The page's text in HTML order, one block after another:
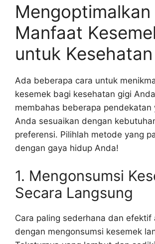
Mengoptimalkan
Manfaat
untuk
Ada beberapa cara untuk
kesemek bagi kesehatan gigi
membahas beberapa pendekatan
Anda sesuaikan dengan
preferensi. Pilihlah metode yang
dengan gaya hidup Anda!
1. Mengonsumsi
Secara Langsung
Cara paling sederhana dan efektif
dengan mengonsumsi kesemek